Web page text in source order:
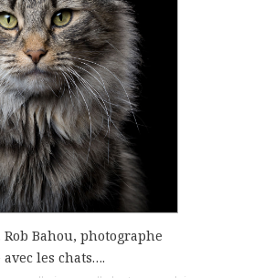
Bahou, photographe
les chats….